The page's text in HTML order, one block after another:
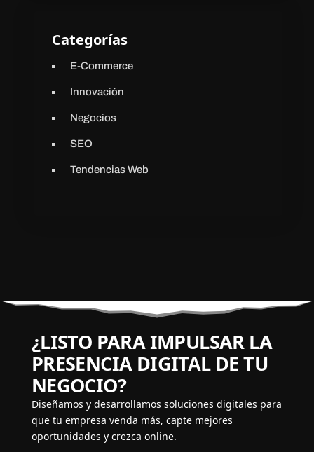
Categorías
E-Commerce
Innovación
Negocios
SEO
Tendencias Web
¿LISTO PARA IMPULSAR LA
PRESENCIA DIGITAL DE TU
NEGOCIO?
Diseñamos y desarrollamos soluciones digitales para
que tu empresa venda más, capte mejores
oportunidades y crezca online.